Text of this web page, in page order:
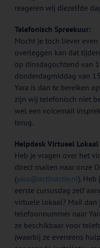
reageren wij diezelfde
Telefonisch Spreekuur:
Mocht je toch liever
overleggen kan dat
op dinsdagochtend van
donderdagmiddag van
Yara is dan te bereiken
zijn wij telefonisch niet
wel een voicemail
terug.
Helpdesk Virtueel
Heb je vragen over het
direct mailen naar onze
(yara@actinactie.nl). Heb
eerste cursusdag zelf
virtuele lokaal? Mail dan
telefoonnummer naar
ze beschikbaar voor
(waarbij ze eveneens